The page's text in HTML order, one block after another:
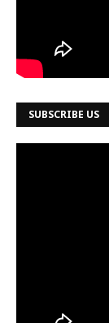
SUBSCRIBE US